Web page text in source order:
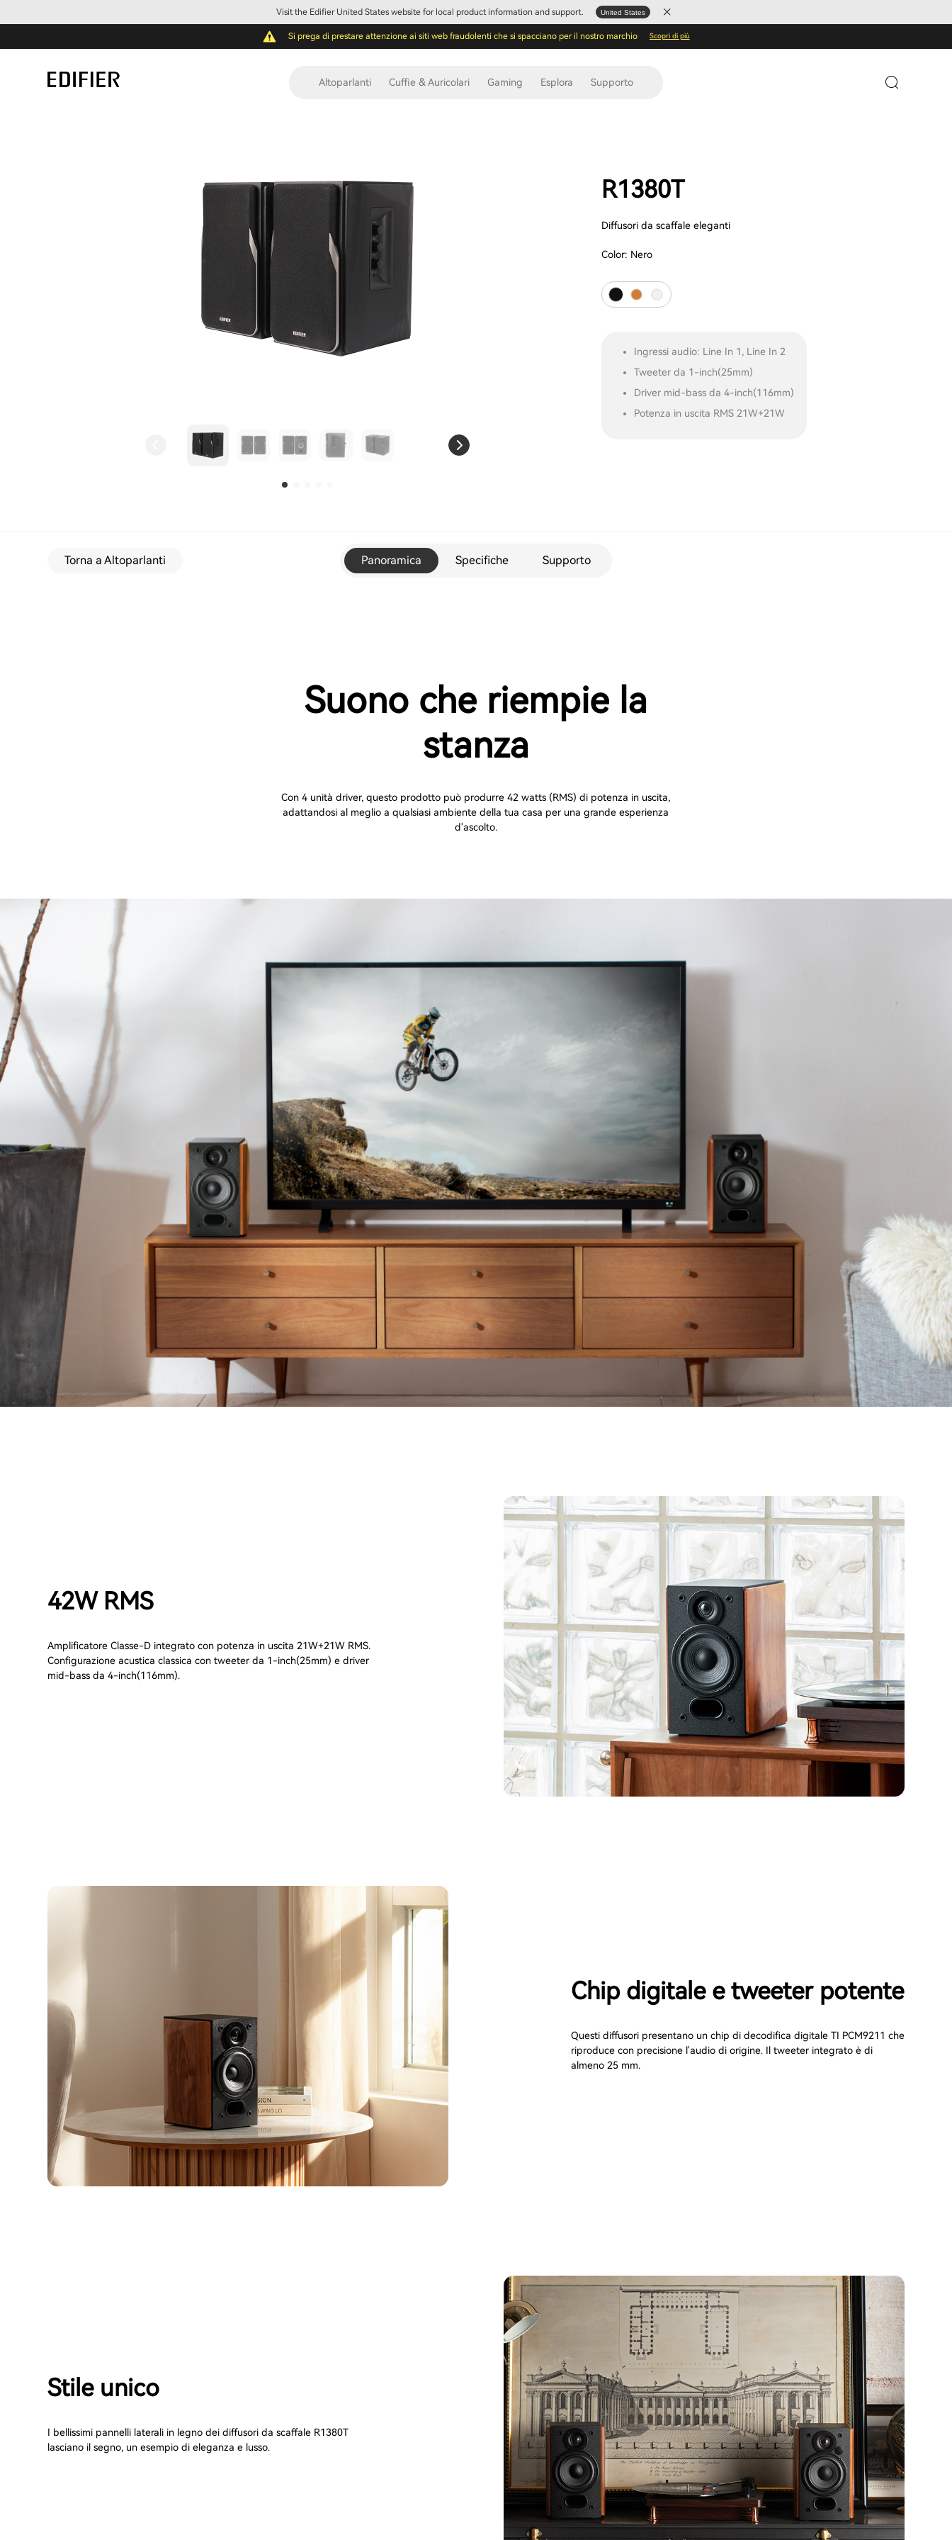
Visit the Edifier United States website for local product information and support. United States
Si prega di prestare attenzione ai siti web fraudolenti che si spacciano per il nostro marchio Scopri di più
Altoparlanti Cuffie & Auricolari Gaming Esplora Supporto
R1380T
Diffusori da scaffale eleganti
Color: Nero
Ingressi audio: Line In 1, Line In 2
Tweeter da 1-inch(25mm)
Driver mid-bass da 4-inch(116mm)
Potenza in uscita RMS 21W+21W
Torna a Altoparlanti Panoramica Specifiche Supporto
Suono che riempie la
stanza
Con 4 unità driver, questo prodotto può produrre 42 watts (RMS) di potenza in uscita,
adattandosi al meglio a qualsiasi ambiente della tua casa per una grande esperienza
d'ascolto.
42W RMS
Amplificatore Classe-D integrato con potenza in uscita 21W+21W RMS.
Configurazione acustica classica con tweeter da 1-inch(25mm) e driver
mid-bass da 4-inch(116mm).
Chip digitale e tweeter potente
Questi diffusori presentano un chip di decodifica digitale TI PCM9211 che
riproduce con precisione l'audio di origine. Il tweeter integrato è di
almeno 25 mm.
Stile unico
I bellissimi pannelli laterali in legno dei diffusori da scaffale R1380T
lasciano il segno, un esempio di eleganza e lusso.